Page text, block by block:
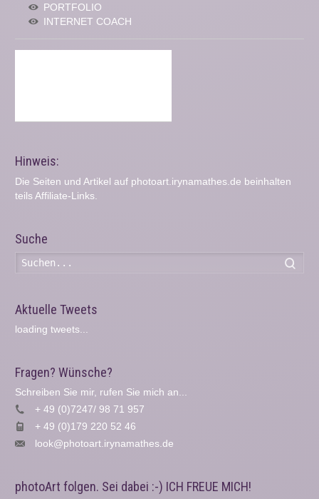
PORTFOLIO
INTERNET COACH
Hinweis:
Die Seiten und Artikel auf photoart.irynamathes.de beinhalten
teils Affiliate-Links.
Suche
Aktuelle Tweets
loading tweets...
Fragen? Wünsche?
Schreiben Sie mir, rufen Sie mich an...
+ 49 (0)7247/ 98 71 957
+ 49 (0)179 220 52 46
look@photoart.irynamathes.de
photoArt folgen. Sei dabei :-) ICH FREUE MICH!